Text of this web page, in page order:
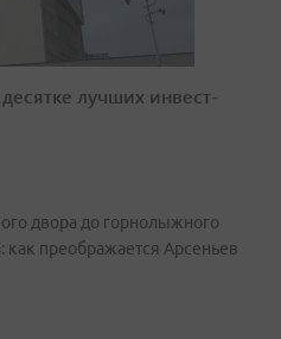
лучших инвест-
двора до горнолыжного
как преображается Арсеньев